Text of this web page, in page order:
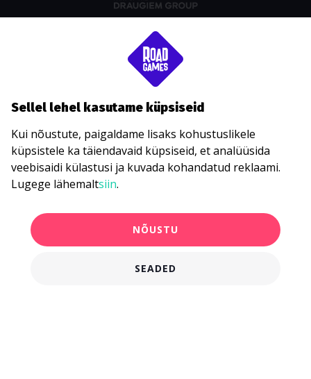
Sellel lehel kasutame küpsiseid
Kui nõustute, paigaldame lisaks kohustuslikele
küpsistele ka täiendavaid küpsiseid, et analüüsida
veebisaidi külastusi ja kuvada kohandatud reklaami.
Lugege lähemaltsiin.
NÕUSTU
SEADED